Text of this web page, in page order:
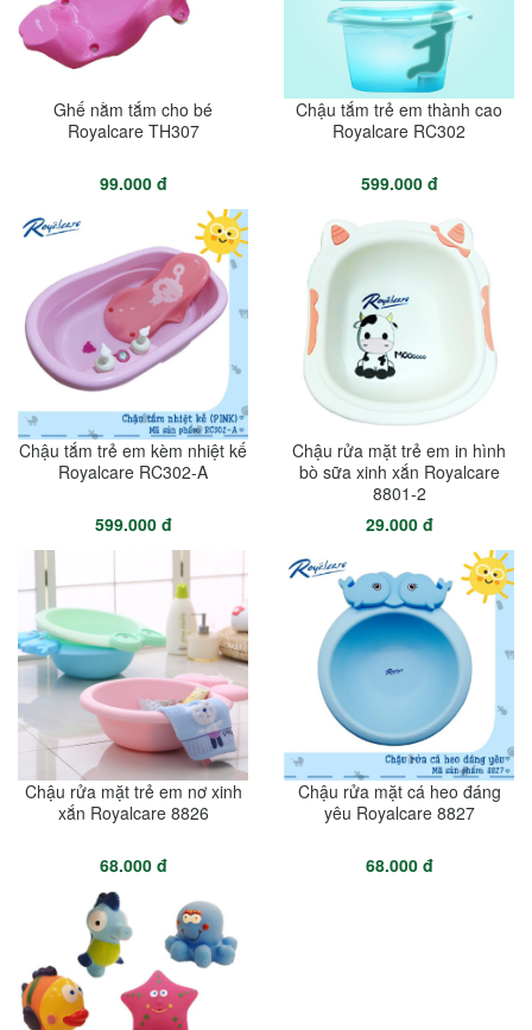
Ghế nằm tắm cho bé
Royalcare TH307
99.000 đ
Chậu tắm trẻ em thành cao
Royalcare RC302
599.000 đ
Chậu tắm trẻ em kèm nhiệt kế
Royalcare RC302-A
599.000 đ
Chậu rửa mặt trẻ em in hình
bò sữa xinh xắn Royalcare
8801-2
29.000 đ
Chậu rửa mặt trẻ em nơ xinh
xắn Royalcare 8826
68.000 đ
Chậu rửa mặt cá heo đáng
yêu Royalcare 8827
68.000 đ